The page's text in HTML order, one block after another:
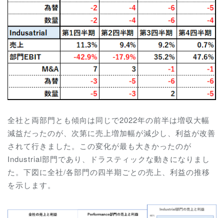
全社と両部門とも傾向は同じで2022年の前半は増収大幅
減益だったのが、次第に売上増加幅が減少し、利益が改善
されて行きました。この変化が最も大きかったのが
Industrial部門であり、ドラスティックな動きになりまし
た。下図に全社/各部門の四半期ごとの売上、利益の推移
を示します。